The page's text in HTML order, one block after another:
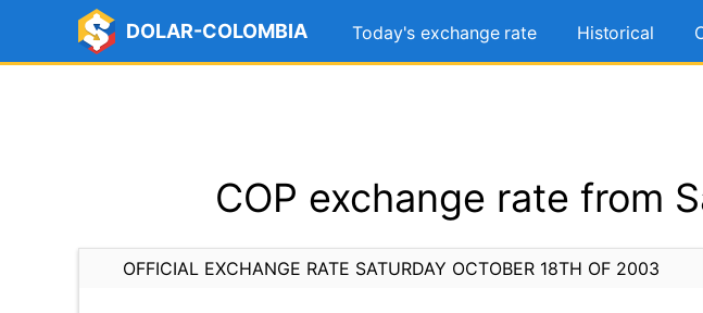
DOLAR-COLOMBIA Today's exchange rate Historical
COP exchange rate from
OFFICIAL EXCHANGE RATE SATURDAY OCTOBER 18TH OF 2003